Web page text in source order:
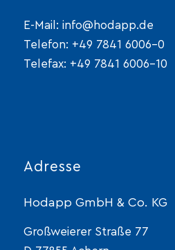
E-Mail: info@hodapp.de
Telefon: +49 7841 6006-0
Telefax: +49 7841 6006-10
Adresse
Hodapp GmbH & Co. KG
Großweierer Straße 77